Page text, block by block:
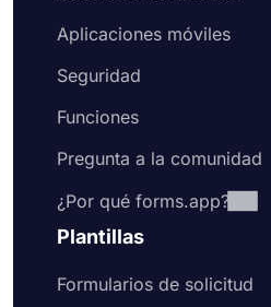
Aplicaciones móviles
Seguridad
Funciones
Pregunta a la comunidad
¿Por qué forms.app?
Plantillas
Formularios de solicitud